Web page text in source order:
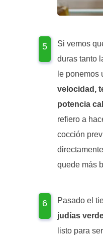
Si vemos
duras tanto
le ponemos
velocidad,
potencia
refiero a
cocción
quede más
Pasado el
judías
listo para